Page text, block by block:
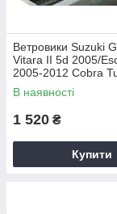
Ветровики Suzuki
Vitara II 5d 2005/
2005-2012 Cobra
В наявності
1 520 ₴
Купити